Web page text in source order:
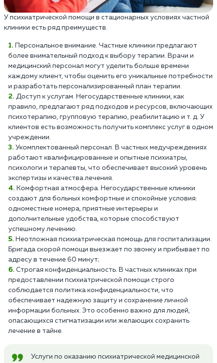
У психиатрической помощи в стационарных условиях частной
клиники есть ряд преимуществ.
Персональное внимание. Частные клиники предлагают
более внимательный подход к выбору терапии. Врачи и
медицинский персонал могут уделить больше времени
каждому клиент, чтобы оценить его уникальные потребности
и разработать персонализированный план терапии.
Доступ к услугам. Негосударственные клиники, как
правило, предлагают ряд подходов и ресурсов, включающих
психотерапию, групповую терапию, реабилитацию и т. д. У
клиентов есть возможность получить комплекс услуг в одном
учреждении.
Укомплектованный персонал. В частных медучреждениях
работают квалифицированные и опытные психиатры,
психологи и терапевты, что обеспечивает высокий уровень
экспертизы и качества лечения.
Комфортная атмосфера. Негосударственные клиники
создают для больных комфортные и спокойные условия:
одноместные номера, приятные интерьеры и
дополнительные удобства, которые способствуют
успешному лечению.
Неотложная психиатрическая помощь для госпитализации.
Бригада скорой помощи выезжает по звонку и прибывает по
адресу в течение 60 минут;
Строгая конфиденциальность. В частных клиниках при
предоставлении психиатрической помощи строго
соблюдается политика конфиденциальности, что
обеспечивает надежную защиту и сохранение личной
информации больных. Это особенно важно для людей,
опасающихся стигматизации или желающих сохранить
лечение в тайне.
Услуги по оказанию психиатрической медицинской